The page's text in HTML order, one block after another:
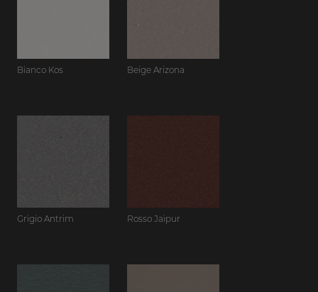
Bianco Kos Beige Arizona
Grigio Antrim Rosso Jaipur